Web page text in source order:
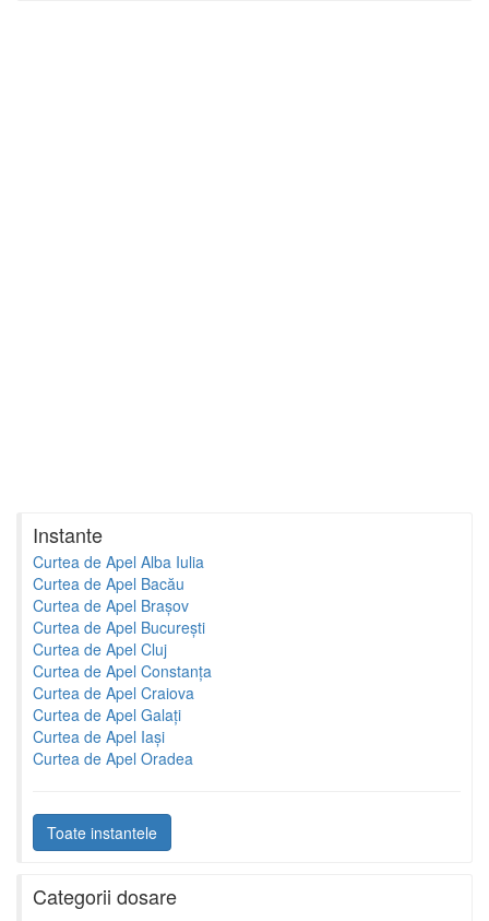
Instante
Curtea de Apel Alba Iulia
Curtea de Apel Bacău
Curtea de Apel Brașov
Curtea de Apel București
Curtea de Apel Cluj
Curtea de Apel Constanța
Curtea de Apel Craiova
Curtea de Apel Galați
Curtea de Apel Iași
Curtea de Apel Oradea
Toate instantele
Categorii dosare